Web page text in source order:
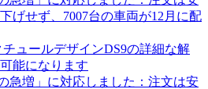
げせず、7007台の車両が12月に配
ュールデザインDS9の詳細な解
能になります
急増」に対応しました：注文は安